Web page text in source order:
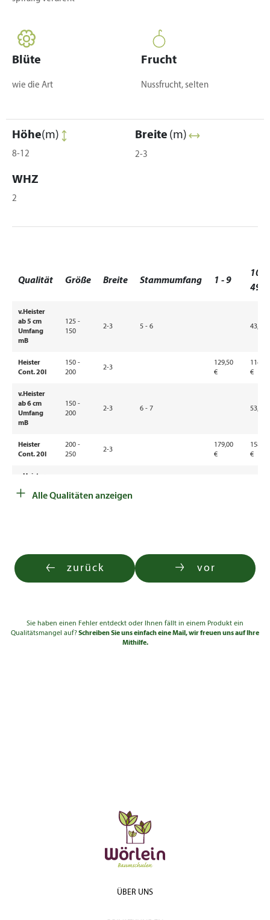
Blüte
wie die Art
Frucht
Nussfrucht, selten
Höhe(m)
8-12
Breite (m)
2-3
WHZ
2
Qualität Größe Breite Stammumfang 1 - 9
10 -
49
v.Heister
ab 5 cm
Umfang
mB
125 -
150
2-3 5 - 6 43,60
Heister
Cont. 20l
150 -
200
2-3
129,50
€
114,50
€
v.Heister
ab 6 cm
Umfang
mB
150 -
200
2-3 6 - 7 53,50
Heister
Cont. 20l
200 -
250
2-3
179,00
€
158,00
€
v.Heister
Umfang
250
mB
Solitär 4xv
2-3
640,00
+ Alle Qualitäten anzeigen
zurück vor
Sie haben einen Fehler entdeckt oder Ihnen fällt in einem Produkt ein
Qualitätsmangel auf?Schreiben Sie uns einfach eine Mail, wir freuen uns auf Ihre
Mithilfe.
ÜBER UNS